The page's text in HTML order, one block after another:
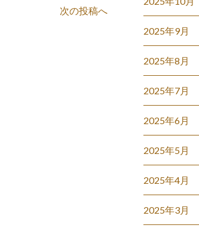
次の投稿へ
2025年9月
2025年8月
2025年7月
2025年6月
2025年5月
2025年4月
2025年3月